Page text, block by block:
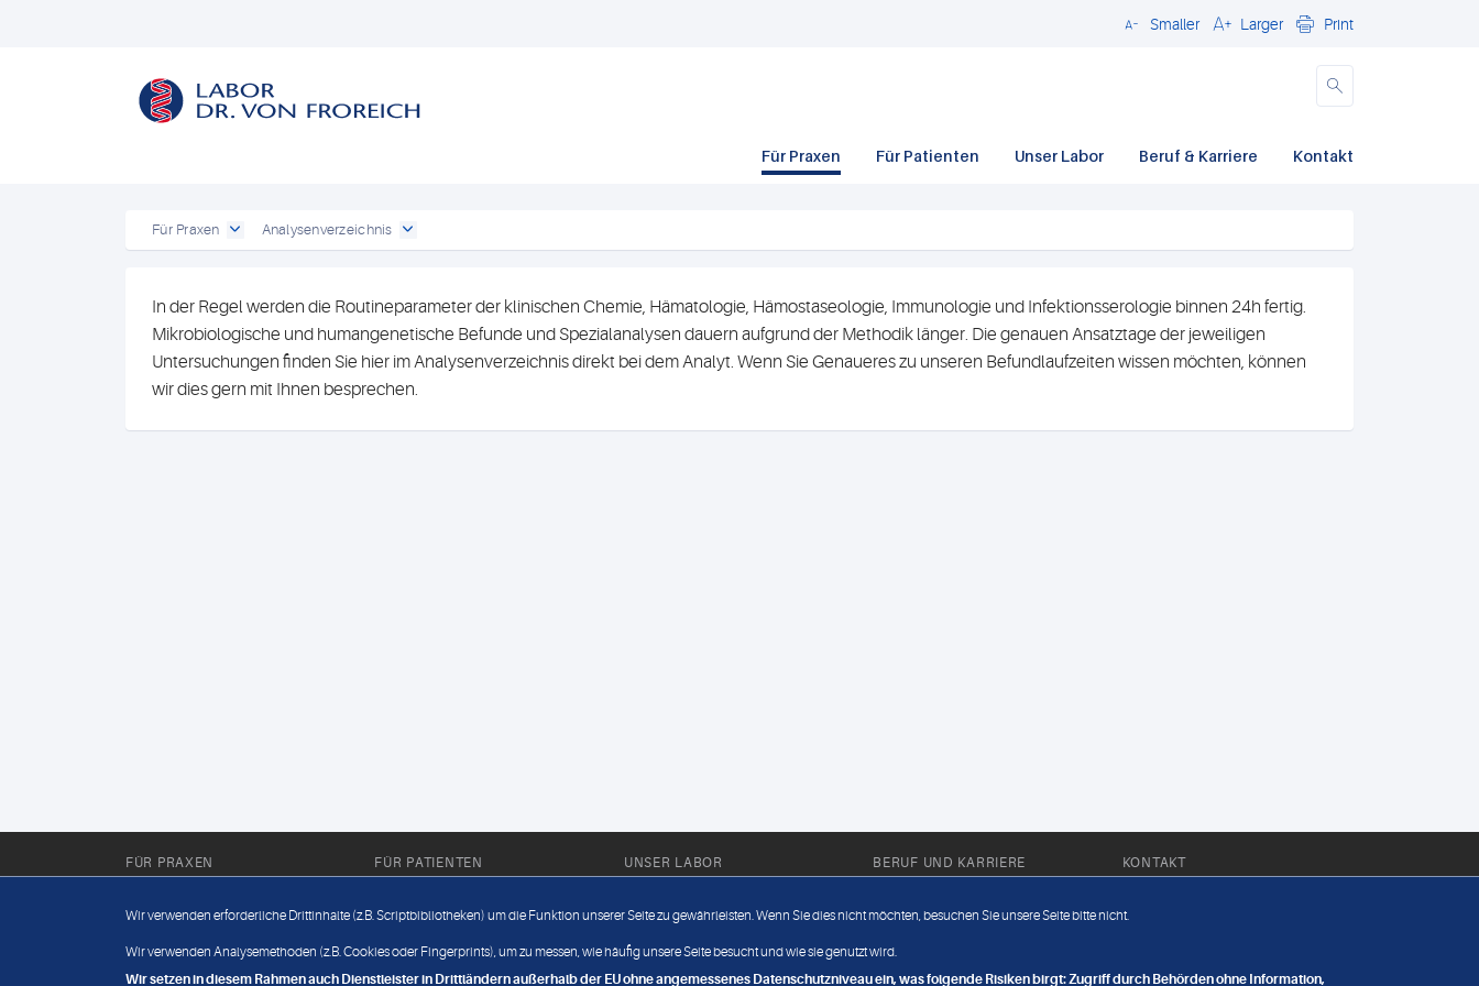
CloseSmaller Larger Print
Für Praxen Für Patienten Unser Labor Beruf & Karriere Kontakt
Für Praxen Analysenverzeichnis
In der Regel werden die Routineparameter der klinischen Chemie, Hämatologie, Hämostaseologie, Immunologie und Infektionsserologie binnen 24h fertig.
Mikrobiologische und humangenetische Befunde und Spezialanalysen dauern aufgrund der Methodik länger. Die genauen Ansatztage der jeweiligen
Untersuchungen finden Sie hier im Analysenverzeichnis direkt bei dem Analyt. Wenn Sie Genaueres zu unseren Befundlaufzeiten wissen möchten, können
wir dies gern mit Ihnen besprechen.
FÜR PRAXEN FÜR PATIENTEN UNSER LABOR
Außendienst
BERUF UND KARRIERE
Jobangebote
KONTAKT
Datenschutz
Wir verwenden erforderliche Drittinhalte (z.B. Scriptbibliotheken) um die Funktion unserer Seite zu gewährleisten. Wenn Sie dies nicht möchten, besuchen Sie unsere Seite bitte nicht.
Wir verwenden Analysemethoden (z.B. Cookies oder Fingerprints), um zu messen, wie häufig unsere Seite besucht und wie sie genutzt wird.
Wir setzen in diesem Rahmen auch Dienstleister in Drittländern außerhalb der EU ohne angemessenes Datenschutzniveau ein, was folgende Risiken birgt: Zugriff durch Behörden ohne Information,